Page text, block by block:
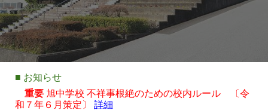
■ お知らせ
重要 旭中学校 不祥事根絶のための校内ルール 〔令
和７年６月策定〕詳細